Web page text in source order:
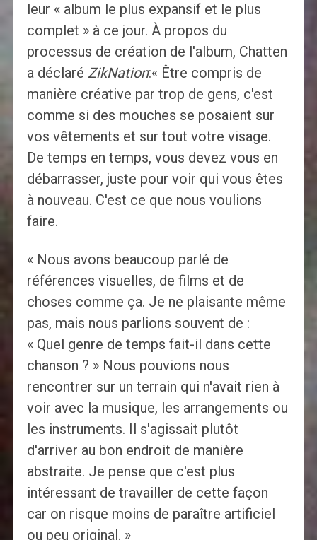
leur « album le plus expansif et le plus
complet » à ce jour. À propos du
processus de création de l'album, Chatten
a déclaré ZikNation:« Être compris de
manière créative par trop de gens, c'est
comme si des mouches se posaient sur
vos vêtements et sur tout votre visage.
De temps en temps, vous devez vous en
débarrasser, juste pour voir qui vous êtes
à nouveau. C'est ce que nous voulions
faire.
« Nous avons beaucoup parlé de
références visuelles, de films et de
choses comme ça. Je ne plaisante même
pas, mais nous parlions souvent de :
« Quel genre de temps fait-il dans cette
chanson ? » Nous pouvions nous
rencontrer sur un terrain qui n'avait rien à
voir avec la musique, les arrangements ou
les instruments. Il s'agissait plutôt
d'arriver au bon endroit de manière
abstraite. Je pense que c'est plus
intéressant de travailler de cette façon
car on risque moins de paraître artificiel
ou peu original. »